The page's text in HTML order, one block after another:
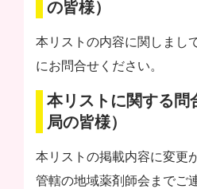
の皆様）
本リストの内容に関しまし
にお問合せください。
本リストに関する問
局の皆様）
本リストの掲載内容に変更
管轄の地域薬剤師会までご